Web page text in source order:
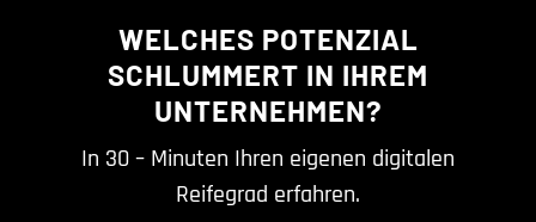
WELCHES POTENZIAL
SCHLUMMERT IN IHREM
UNTERNEHMEN?
In 30 – Minuten Ihren eigenen digitalen
Reifegrad erfahren.